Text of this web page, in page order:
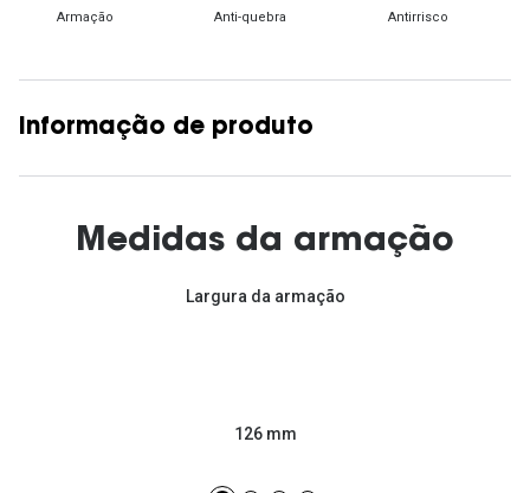
Armação Anti-quebra Antirrisco
Informação de produto
Medidas da armação
Largura da armação
126 mm